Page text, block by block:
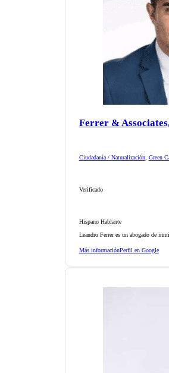
Ferrer &
Ciudadanía / Naturalización, Green
Verificado
Hispano Hablante
Leandro Ferrer es un abogado de
Más informaciónPerfil en Google